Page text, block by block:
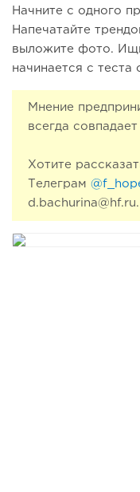
Начните с одного
Напечатайте
выложите фото.
начинается с
Мнение
всегда
Хотите
Телеграм
d.bachurina@hf.ru.